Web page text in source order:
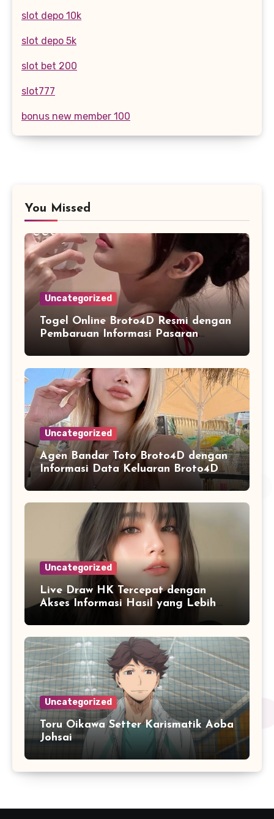
slot depo 10k
slot depo 5k
slot bet 200
slot777
bonus new member 100
You Missed
Uncategorized
Togel Online Broto4D Resmi dengan
Pembaruan Informasi Pasaran
Uncategorized
Agen Bandar Toto Broto4D dengan
Informasi Data Keluaran Broto4D
yang Konsisten Diperbarui
Uncategorized
Live Draw HK Tercepat dengan
Akses Informasi Hasil yang Lebih
Uncategorized
Toru Oikawa Setter Karismatik Aoba
Johsai